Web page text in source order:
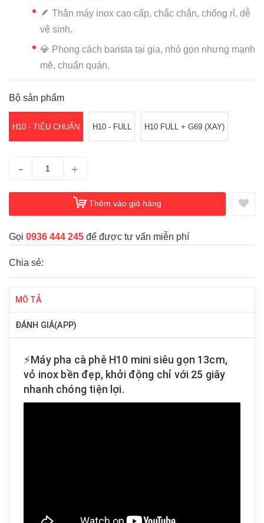
🪶 Thân máy inox cao cấp, chắc chắn, chống rỉ, dễ
vệ sinh.
💎 Phong cách barista tại gia, nhỏ gọn nhưng mạnh
mẽ, chuẩn quán.
Bộ sản phẩm
H10 - TIÊU CHUẨN H10 - FULL H10 FULL + G69 (XAY)
- +
Thêm vào giỏ hàng
Gọi 0936 444 245 để được tư vấn miễn phí
Chia sẻ:
MÔ TẢ
ĐÁNH GIÁ(APP)
⚡Máy pha cà phê H10 mini siêu gọn 13cm,
vỏ inox bền đẹp, khởi động chỉ với 25 giây
nhanh chóng tiện lợi.